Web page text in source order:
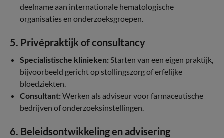
deelname aan internationale hematologische
organisaties en onderzoeksgroepen.
5. Privépraktijk of consultancy
Specialistische klinieken: Starten van een eigen praktijk,
bijvoorbeeld gericht op stollingszorg of erfelijke
bloedziekten.
Consultant: Werken als adviseur voor farmaceutische
bedrijven of onderzoeksinstellingen.
6. Beleidsontwikkeling en advisering